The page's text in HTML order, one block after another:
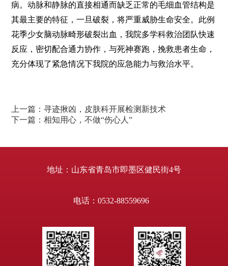
病。动脉和静脉的直接相通而缺乏正常的毛细血管结构是
其最主要的特征，一旦破裂，将严重威胁生命安全。此例
花季少女脑动脉畸形破裂出血，我院多学科救治团队快速
反应，密切配合通力协作，与死神赛跑，挽救患者生命，
充分体现了紧急情况下我院的应急能力与救治水平。
上一篇：寻迹揪凶，皮肤科开展检测新技术
下一篇：相知用心，不做“伤心人”
地址：山东省青岛市即墨区健民街4号
电话：0532-88559696